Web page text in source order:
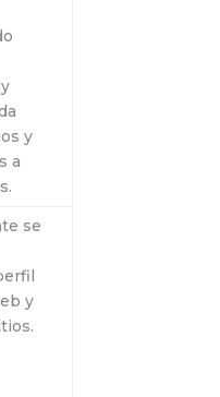
y
a
se
y